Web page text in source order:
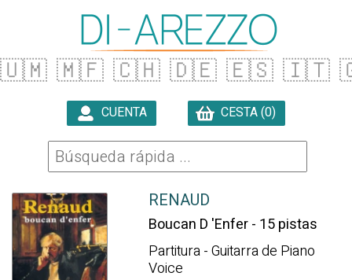
🇺🇲 🇲🇫 🇨🇭 🇩🇪 🇪🇸 🇮🇹
CUENTA CESTA (0)
RENAUD
Boucan D 'Enfer - 15 pistas
Partitura - Guitarra de Piano
Voice